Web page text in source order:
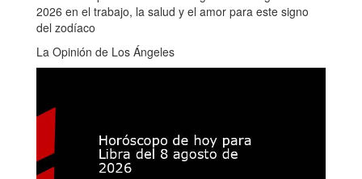
2026 en el trabajo, la salud y el amor para este signo
del zodíaco
La Opinión de Los Ángeles